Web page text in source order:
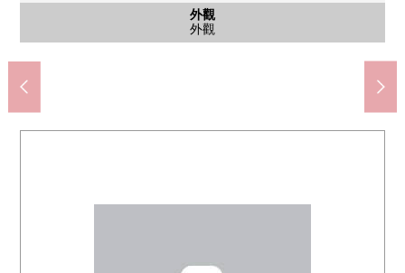
外觀
外觀
停車場
其他
入口
卧室
客廳
公共汽車
公共汽車
洗臉
洗臉
廁所
廁所
門口
廚房
廚房
廚房
廚房
廚房
廚房
室內
客廳
客廳
洗臉
洗臉
西式房間
西式房間
廁所
廁所
其他
設備
洗臉
洗臉
陽台
陽台
風景
風景
客廳
客廳
門口
收納
門口
入口
門口
入口